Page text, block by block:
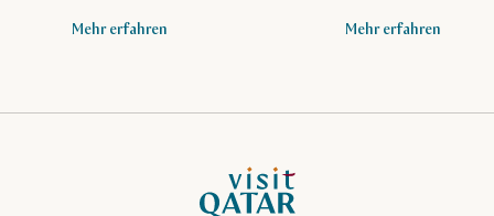
Mehr erfahren Mehr erfahren
VisitQatar Homepage